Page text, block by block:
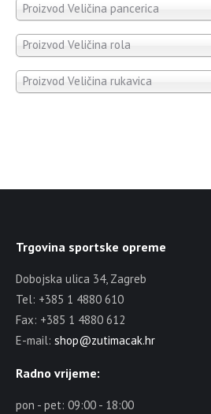
Proizvod Veličina pancerica
Proizvod Veličina rola
Proizvod Veličina rukavica
Trgovina sportske opreme
Dobojska ulica 34, Zagreb
Tel: +385 1 4880 610
Fax: +385 1 4880 612
E-mail: shop@zutimacak.hr
Radno vrijeme:
pon - pet: 09:00 - 18:00